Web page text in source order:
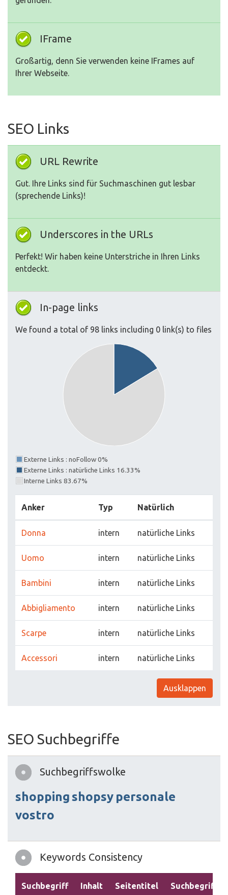
IFrame
Großartig, denn Sie verwenden keine IFrames auf
Ihrer Webseite.
SEO Links
URL Rewrite
Gut. Ihre Links sind für Suchmaschinen gut lesbar
(sprechende Links)!
Underscores in the URLs
Perfekt! Wir haben keine Unterstriche in Ihren Links
entdeckt.
In-page links
We found a total of 98 links including 0 link(s) to files
Externe Links : noFollow 0%
Externe Links : natürliche Links 16.33%
Interne Links 83.67%
Anker Typ Natürlich
Donna intern natürliche Links
Uomo intern natürliche Links
Bambini intern natürliche Links
Abbigliamento intern natürliche Links
Scarpe intern natürliche Links
Accessori intern natürliche Links
Ausklappen
SEO Suchbegriffe
Suchbegriffswolke
shoppingshopsy personale
vostro
Keywords Consistency
Suchbegriff Inhalt Seitentitel Suchbegriffe